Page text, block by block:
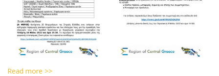
Read more >>